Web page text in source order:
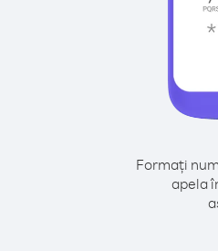
Formați
apela